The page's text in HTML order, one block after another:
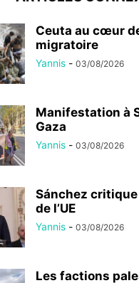
Ceuta au cœur
migratoire
Yannis - 03/08/2026
Manifestation à
Gaza
Yannis - 03/08/2026
Sánchez
de l’UE
Yannis - 03/08/2026
Les factions